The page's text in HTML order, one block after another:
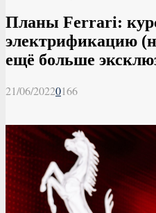
Планы Ferrari:
электрификацию
ещё больше
21/06/20220166